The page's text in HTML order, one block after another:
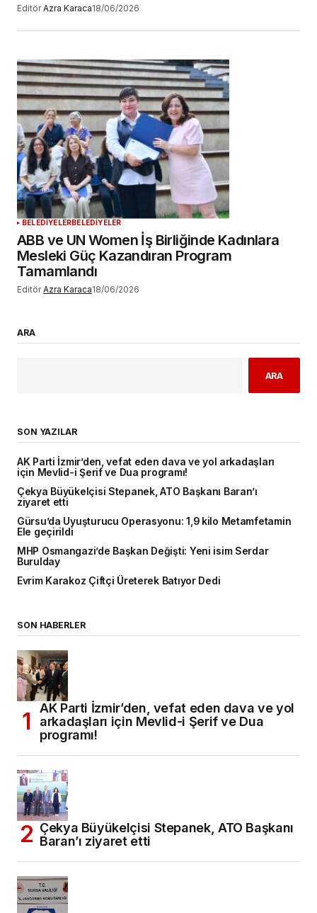
Editör Azra Karaca18/06/2026
BELEDİYELERBELEDİYELER
ABB ve UN Women İş Birliğinde Kadınlara
Mesleki Güç Kazandıran Program
Tamamlandı
Editör Azra Karaca18/06/2026
ARA
ARA
SON YAZILAR
AK Parti İzmir’den, vefat eden dava ve yol arkadaşları
için Mevlid-i Şerif ve Dua programı!
Çekya Büyükelçisi Stepanek, ATO Başkanı Baran’ı
ziyaret etti
Gürsu’da Uyuşturucu Operasyonu: 1,9 kilo Metamfetamin
Ele geçirildi
MHP Osmangazi’de Başkan Değişti: Yeni isim Serdar
Burulday
Evrim Karakoz Çiftçi Üreterek Batıyor Dedi
SON HABERLER
AK Parti İzmir’den, vefat eden dava ve yol
arkadaşları için Mevlid-i Şerif ve Dua
programı!
Çekya Büyükelçisi Stepanek, ATO Başkanı
Baran’ı ziyaret etti